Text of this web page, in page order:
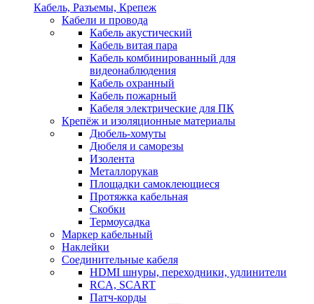
Кабель, Разъемы, Крепеж
Кабели и провода
Кабель акустический
Кабель витая пара
Кабель комбинированный для
видеонаблюдения
Кабель охранный
Кабель пожарный
Кабеля электрические для ПК
Крепёж и изоляционные материалы
Дюбель-хомуты
Дюбеля и саморезы
Изолента
Металлорукав
Площадки самоклеющиеся
Протяжка кабельная
Скобки
Термоусадка
Маркер кабельный
Наклейки
Соединительные кабеля
HDMI шнуры, переходники, удлинители
RCA, SCART
Патч-корды